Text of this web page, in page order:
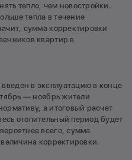
тепло, чем новостройки.
тепла в течение
сумма корректировки
квартир в
в эксплуатацию в конце
— ноябрь жители
а итоговый расчет
отопительный период будет
всего, сумма
корректировки.